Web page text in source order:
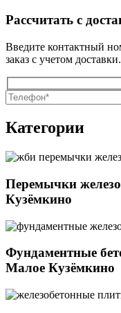
Рассчитать с
Введите контактный
заказ с учетом доставки.
Категории
Перемычки
Кузёмкино
Фундаментные
Малое Кузёмкино